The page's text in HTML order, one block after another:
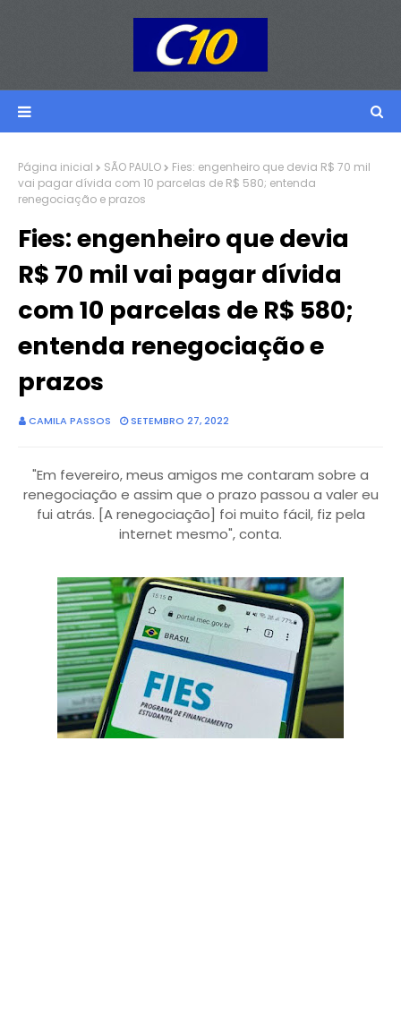
Página inicial SÃO PAULO
Fies: engenheiro que devia R$ 70 mil
vai pagar dívida com 10 parcelas de R$ 580; entenda
renegociação e prazos
Fies: engenheiro que devia
R$ 70 mil vai pagar dívida
com 10 parcelas de R$ 580;
entenda renegociação e
prazos
CAMILA PASSOS SETEMBRO 27, 2022
"Em fevereiro, meus amigos me contaram sobre a
renegociação e assim que o prazo passou a valer eu
fui atrás. [A renegociação] foi muito fácil, fiz pela
internet mesmo", conta.